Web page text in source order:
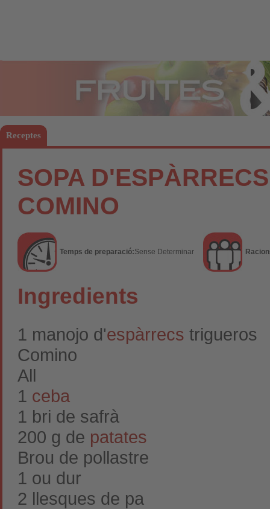
Receptes
SOPA
COMINO
Temps de preparació:Sense Determinar
Ingredients
1 manojo d'espàrrecs trigueros
Comino
All
1 ceba
1 bri de safrà
200 g de patates
Brou de pollastre
1 ou dur
2 llesques de pa